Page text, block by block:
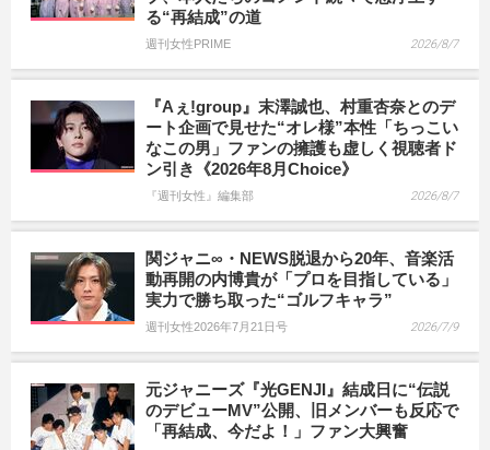
る“再結成”の道
週刊女性PRIME 2026/8/7
『Aぇ!group』末澤誠也、村重杏奈とのデ
ート企画で見せた“オレ様”本性「ちっこい
なこの男」ファンの擁護も虚しく視聴者ド
ン引き《2026年8月Choice》
『週刊女性』編集部 2026/8/7
関ジャニ∞・NEWS脱退から20年、音楽活
動再開の内博貴が「プロを目指している」
実力で勝ち取った“ゴルフキャラ”
週刊女性2026年7月21日号 2026/7/9
元ジャニーズ『光GENJI』結成日に“伝説
のデビューMV”公開、旧メンバーも反応で
「再結成、今だよ！」ファン大興奮